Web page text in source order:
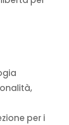
per i